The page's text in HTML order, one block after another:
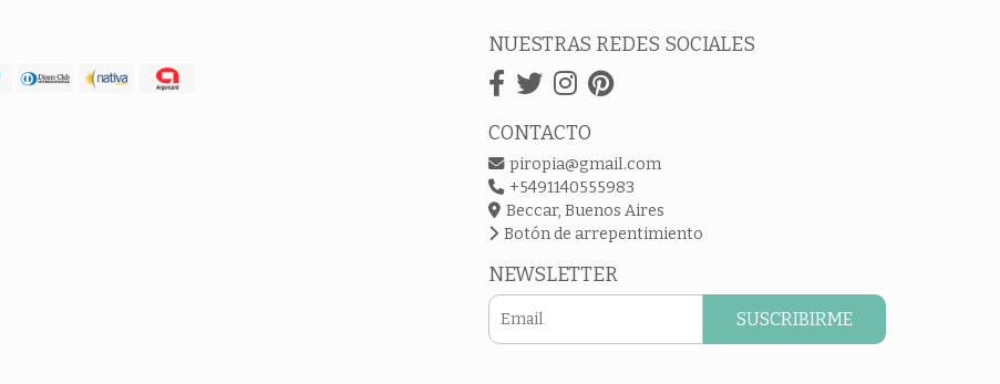
NUESTRAS REDES SOCIALES
CONTACTO
piropia@gmail.com
+5491140555983
Beccar, Buenos Aires
Botón de arrepentimiento
NEWSLETTER
SUSCRIBIRME